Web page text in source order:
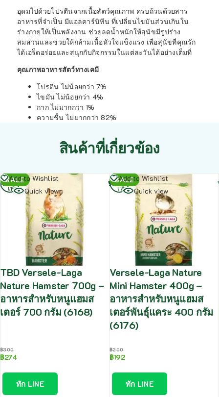
อุดมไปด้วยโปรตีนจากเนื้อสัตว์คุณภาพ ครบถ้วนด้วยสาร
อาหารที่จำเป็น มีแอลคาร์นิทีน ที่เปลี่ยนไขมันส่วนเกินใน
ร่างกายให้เป็นพลังงาน ช่วยลดน้ำหนักให้สุนัขมีรูปร่าง
สมส่วนและช่วยให้กล้ามเนื้อหัวใจแข็งแรง เพื่อสุนัขที่คุณรัก
ได้เอร็ดอร่อยและสนุกกับกิจกรรมในแต่ละวันได้อย่างเต็มที่
คุณภาพอาหารสัตว์ทางเคมี
โปรตีน ไม่น้อยกว่า 7%
ไขมัน ไม่น้อยกว่า 4%
กาก ไม่มากกว่า 1%
ความชื้น ไม่มากกว่า 82%
สินค้าที่เกี่ยวข้อง
SALE
Add to Wishlist
Quick view
TBD Versele-Laga
Nature Hamster 700g –
อาหารสำหรับหนูแฮมส
เตอร์ 700 กรัม (6168)
฿300
฿274
ทัก LINE
อ่าน
เพิ่ม
SALE
Add to Wishlist
Quick view
Versele-Laga Nature
Mini Hamster 400g –
อาหารสำหรับหนูแฮมส
เตอร์พันธุ์แคระ 400 กรัม
(6176)
฿200
฿192
ทัก LINE
อ่าน
เพิ่ม